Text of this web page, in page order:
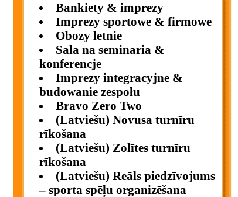
Bankiety & imprezy
Imprezy sportowe & firmowe
Obozy letnie
Sala na seminaria &
konferencje
Imprezy integracyjne &
budowanie zespołu
Bravo Zero Two
(Latviešu) Novusa turnīru
rīkošana
(Latviešu) Zolītes turnīru
rīkošana
(Latviešu) Reāls piedzīvojums
– sporta spēļu organizēšana